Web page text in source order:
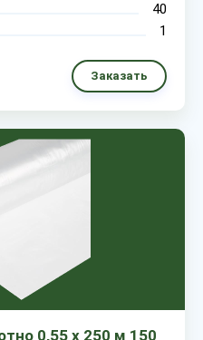
40
1
Заказать
0,55 х 250 м 150